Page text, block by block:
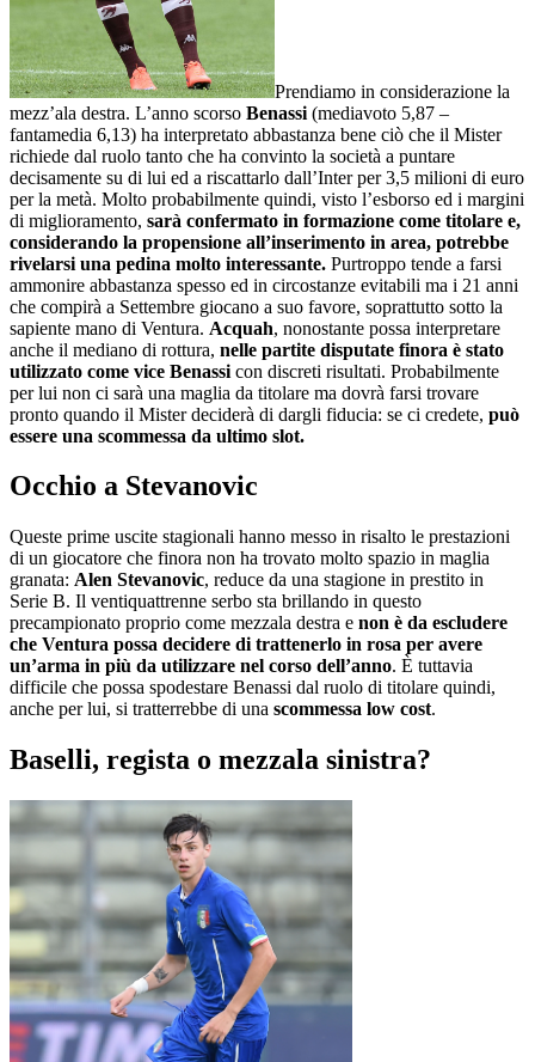
Prendiamo in considerazione la
mezz’ala destra. L’anno scorso Benassi (mediavoto 5,87 –
fantamedia 6,13) ha interpretato abbastanza bene ciò che il Mister
richiede dal ruolo tanto che ha convinto la società a puntare
decisamente su di lui ed a riscattarlo dall’Inter per 3,5 milioni di euro
per la metà. Molto probabilmente quindi, visto l’esborso ed i margini
di miglioramento, sarà confermato in formazione come titolare e,
considerando la propensione all’inserimento in area, potrebbe
rivelarsi una pedina molto interessante. Purtroppo tende a farsi
ammonire abbastanza spesso ed in circostanze evitabili ma i 21 anni
che compirà a Settembre giocano a suo favore, soprattutto sotto la
sapiente mano di Ventura. Acquah, nonostante possa interpretare
anche il mediano di rottura, nelle partite disputate finora è stato
utilizzato come vice Benassi con discreti risultati. Probabilmente
per lui non ci sarà una maglia da titolare ma dovrà farsi trovare
pronto quando il Mister deciderà di dargli fiducia: se ci credete, può
essere una scommessa da ultimo slot.
Occhio a Stevanovic
Queste prime uscite stagionali hanno messo in risalto le prestazioni
di un giocatore che finora non ha trovato molto spazio in maglia
granata: Alen Stevanovic, reduce da una stagione in prestito in
Serie B. Il ventiquattrenne serbo sta brillando in questo
precampionato proprio come mezzala destra e non è da escludere
che Ventura possa decidere di trattenerlo in rosa per avere
un’arma in più da utilizzare nel corso dell’anno. È tuttavia
difficile che possa spodestare Benassi dal ruolo di titolare quindi,
anche per lui, si tratterrebbe di una scommessa low cost.
Baselli, regista o mezzala sinistra?